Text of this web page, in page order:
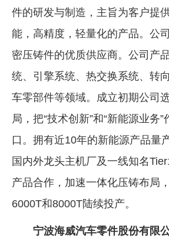
件的研发与制造，主旨为客户提
能，高精度，轻量化的产品。公
密压铸件的优质供应商。公司产
统、引擎系统、热交换系统、转
车零部件等领域。成立初期公司
局，把“技术创新”和“新能源业务
口。拥有近10年的新能源产品量
国内外龙头主机厂及一线知名
产品合作，加速一体化压铸布局
6000T和8000T陆续投产。
宁波海威汽车零件股份有限